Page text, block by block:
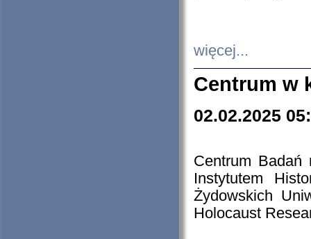
więcej...
Centrum w
02.02.2025
Centrum Badań
Instytutem
Żydowskich
Holocaust